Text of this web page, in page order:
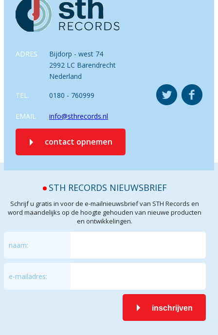
ADRES
Bijdorp - west 74
2992 LC Barendrecht
Nederland
TEL. 0180 - 760999
EMAIL info@sthrecords.nl
contact opnemen
STH RECORDS NIEUWSBRIEF
Schrijf u gratis in voor de e-mailnieuwsbrief van STH Records en
word maandelijks op de hoogte gehouden van nieuwe producten
en ontwikkelingen.
naam:
e-mailadres:
inschrijven